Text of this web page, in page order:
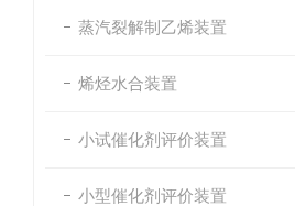
蒸汽裂解制乙烯装置
烯烃水合装置
小试催化剂评价装置
小型催化剂评价装置